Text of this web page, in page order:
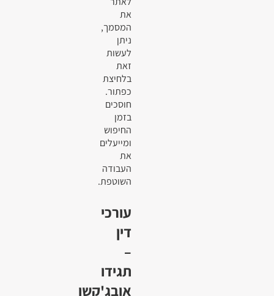
את
המסמך,
ניתן
לעשות
זאת
בלחיצת
כפתור.
חוסכים
בזמן
החיפוש
ומייעלים
את
העבודה
השוטפת.
עורכי
דין
–
תגידו
אובג'קשן